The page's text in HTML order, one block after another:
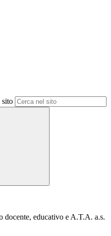
sito
docente, educativo e A.T.A. a.s.